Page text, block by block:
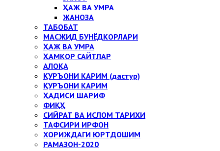
ҲАЖ ВА УМРА
ЖАНОЗА
ТАБОБАТ
МАСЖИД БУНЁДКОРЛАРИ
ҲАЖ ВА УМРА
ҲАМКОР САЙТЛАР
АЛОҚА
ҚУРЪОНИ КАРИМ (дастур)
ҚУРЪОНИ КАРИМ
ҲАДИСИ ШАРИФ
ФИҚҲ
СИЙРАТ ВА ИСЛОМ ТАРИХИ
ТАФСИРИ ИРФОН
ХОРИЖДАГИ ЮРТДОШИМ
РАМАЗОН-2020